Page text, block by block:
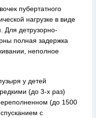
пубертатного
нагрузке в виде
Для детрузорно-
полная задержка
неполное
у детей
(до 3-х раз)
(до 1500
с